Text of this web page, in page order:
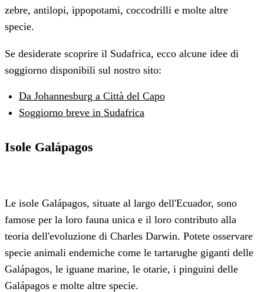
zebre, antilopi, ippopotami, coccodrilli e molte altre
specie.
Se desiderate scoprire il Sudafrica, ecco alcune idee di
soggiorno disponibili sul nostro sito:
Da Johannesburg a Città del Capo
Soggiorno breve in Sudafrica
Isole Galápagos
Le isole Galápagos, situate al largo dell'Ecuador, sono
famose per la loro fauna unica e il loro contributo alla
teoria dell'evoluzione di Charles Darwin. Potete osservare
specie animali endemiche come le tartarughe giganti delle
Galápagos, le iguane marine, le otarie, i pinguini delle
Galápagos e molte altre specie.